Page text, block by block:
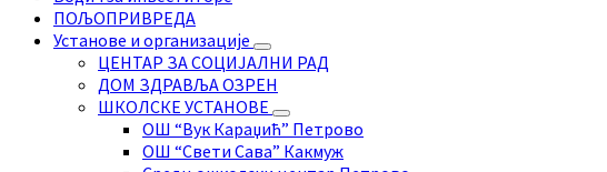
ПОЉОПРИВРЕДА
Установе и организације
ЦЕНТАР ЗА СОЦИЈАЛНИ РАД
ДОМ ЗДРАВЉА ОЗРЕН
ШКОЛСКЕ УСТАНОВЕ
ОШ “Вук Караџић” Петрово
ОШ “Свети Сава” Какмуж